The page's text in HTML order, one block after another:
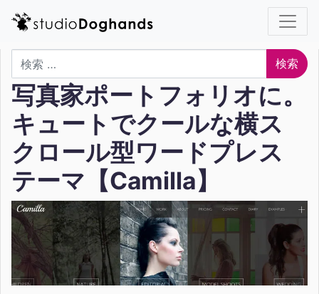
検索
写真家ポートフォリオに。
キュートでクールな横ス
クロール型ワードプレス
テーマ【Camilla】